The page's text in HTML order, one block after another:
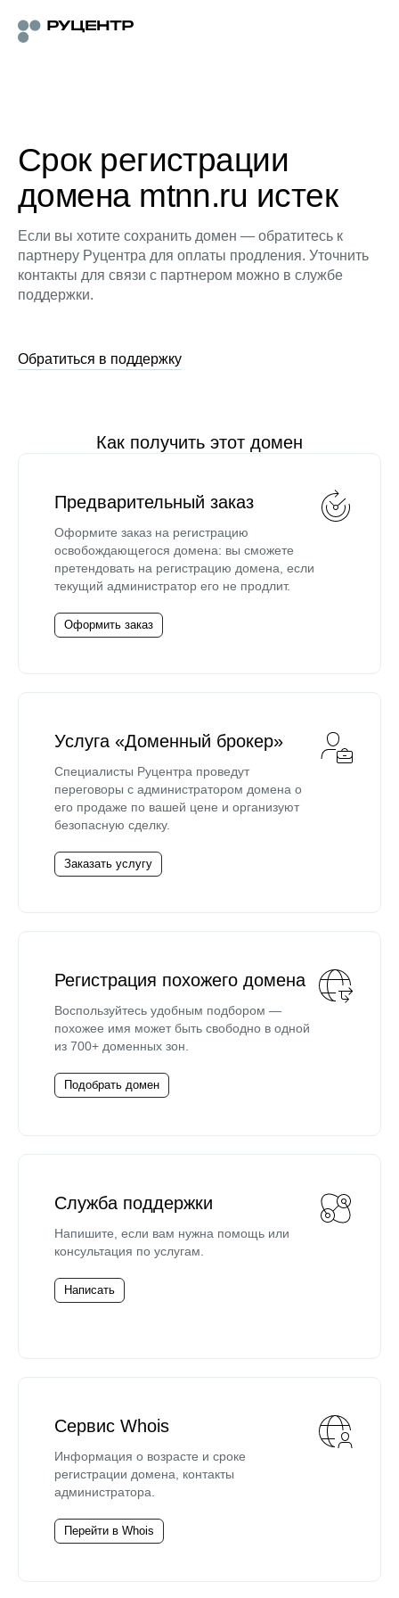
Срок регистрации
домена mtnn.ru истек
Если вы хотите сохранить домен — обратитесь к
партнеру Руцентра для оплаты продления. Уточнить
контакты для связи с партнером можно в службе
поддержки.
Обратиться в поддержку
Как получить этот домен
Предварительный заказ
Оформите заказ на регистрацию
освобождающегося домена: вы сможете
претендовать на регистрацию домена, если
текущий администратор его не продлит.
Оформить заказ
Услуга «Доменный брокер»
Специалисты Руцентра проведут
переговоры с администратором домена о
его продаже по вашей цене и организуют
безопасную сделку.
Заказать услугу
Регистрация похожего домена
Воспользуйтесь удобным подбором —
похожее имя может быть свободно в одной
из 700+ доменных зон.
Подобрать домен
Служба поддержки
Напишите, если вам нужна помощь или
консультация по услугам.
Написать
Сервис Whois
Информация о возрасте и сроке
регистрации домена, контакты
администратора.
Перейти в Whois